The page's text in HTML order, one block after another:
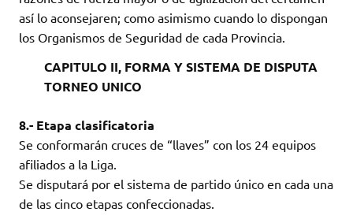
así lo aconsejaren; como asimismo cuando lo dispongan
los Organismos de Seguridad de cada Provincia.
CAPITULO II, FORMA Y SISTEMA DE DISPUTA
TORNEO UNICO
8.- Etapa clasificatoria
Se conformarán cruces de “llaves” con los 24 equipos
afiliados a la Liga.
Se disputará por el sistema de partido único en cada una
de las cinco etapas confeccionadas.